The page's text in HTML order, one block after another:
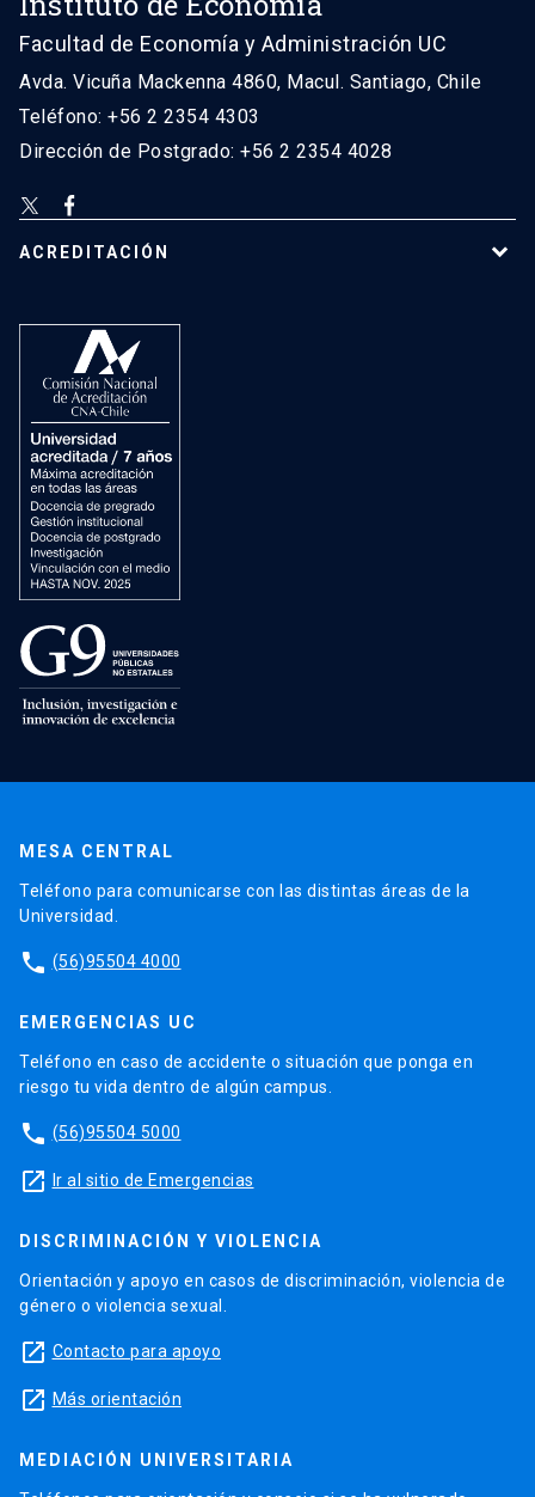
Facultad de Economía y Administración UC
Avda. Vicuña Mackenna 4860, Macul. Santiago, Chile
Teléfono: +56 2 2354 4303
Dirección de Postgrado: +56 2 2354 4028
ACREDITACIÓN
MESA CENTRAL
Teléfono para comunicarse con las distintas áreas de la
Universidad.
phone (56)95504 4000
EMERGENCIAS UC
Teléfono en caso de accidente o situación que ponga en
riesgo tu vida dentro de algún campus.
phone (56)95504 5000
launch Ir al sitio de Emergencias
DISCRIMINACIÓN Y VIOLENCIA
Orientación y apoyo en casos de discriminación, violencia de
género o violencia sexual.
launch Contacto para apoyo
launch Más orientación
MEDIACIÓN UNIVERSITARIA